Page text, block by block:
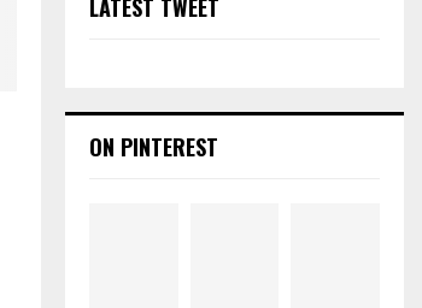
LATEST TWEET
ON PINTEREST